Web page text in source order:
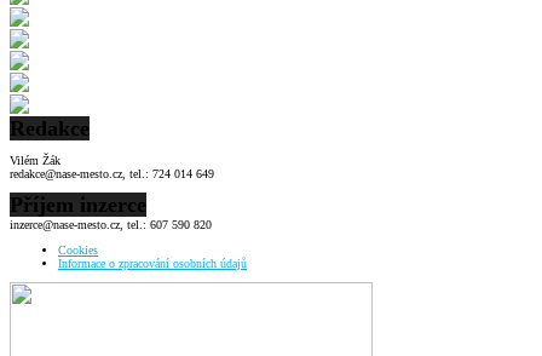
Redakce
Vilém Žák
redakce@nase-mesto.cz, tel.: 724 014 649
Příjem inzerce
inzerce@nase-mesto.cz, tel.: 607 590 820
Cookies
Informace o zpracování osobních údajů